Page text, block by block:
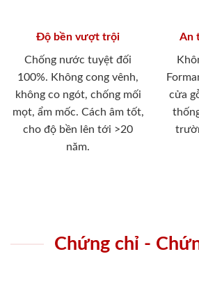
Độ bền vượt trội
Chống nước tuyệt đối
100%. Không cong vênh,
không co ngót, chống mối
mọt, ẩm mốc. Cách âm tốt,
cho độ bền lên tới >20
năm.
An
cửa
Chứng chỉ -